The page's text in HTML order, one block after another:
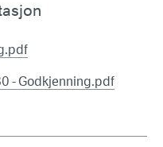
- Godkjenning.pdf